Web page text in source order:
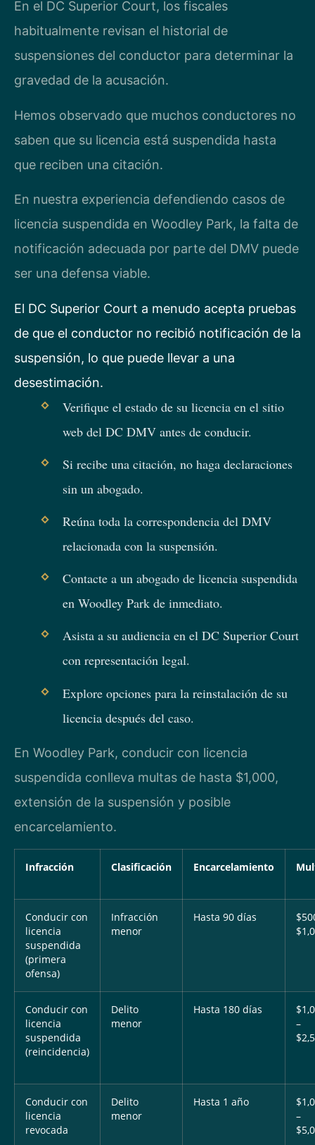
En el DC Superior Court, los fiscales
habitualmente revisan el historial de
suspensiones del conductor para determinar la
gravedad de la acusación.
Hemos observado que muchos conductores no
saben que su licencia está suspendida hasta
que reciben una citación.
En nuestra experiencia defendiendo casos de
licencia suspendida en Woodley Park, la falta de
notificación adecuada por parte del DMV puede
ser una defensa viable.
El DC Superior Court a menudo acepta pruebas
de que el conductor no recibió notificación de la
suspensión, lo que puede llevar a una
desestimación.
Verifique el estado de su licencia en el sitio
web del DC DMV antes de conducir.
Si recibe una citación, no haga declaraciones
sin un abogado.
Reúna toda la correspondencia del DMV
relacionada con la suspensión.
Contacte a un abogado de licencia suspendida
en Woodley Park de inmediato.
Asista a su audiencia en el DC Superior Court
con representación legal.
Explore opciones para la reinstalación de su
licencia después del caso.
En Woodley Park, conducir con licencia
suspendida conlleva multas de hasta $1,000,
extensión de la suspensión y posible
encarcelamiento.
Infracción Clasificación Encarcelamiento
Conducir con
licencia
suspendida
(primera
ofensa)
Infracción
menor
Hasta 90 días
Conducir con
licencia
suspendida
(reincidencia)
Delito
menor
Hasta 180 días
–
Conducir con
licencia
revocada
Delito
menor
Hasta 1 año
–